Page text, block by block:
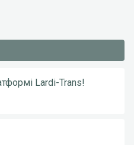
Lardi-Trans!